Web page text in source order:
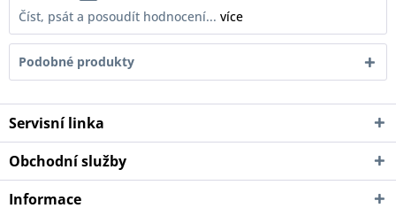
Číst, psát a posoudít hodnocení... více
Podobné produkty
Servisní linka
Obchodní služby
Informace